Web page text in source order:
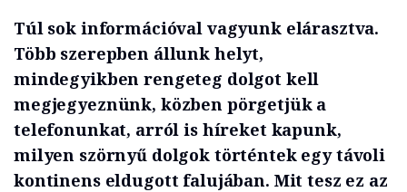
Túl sok információval vagyunk elárasztva.
Több szerepben állunk helyt,
mindegyikben rengeteg dolgot kell
megjegyeznünk, közben pörgetjük a
telefonunkat, arról is híreket kapunk,
milyen szörnyű dolgok történtek egy távoli
kontinens eldugott falujában. Mit tesz ez az